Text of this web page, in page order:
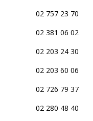
02 757 23 70
02 381 06 02
02 203 24 30
02 203 60 06
02 726 79 37
02 280 48 40